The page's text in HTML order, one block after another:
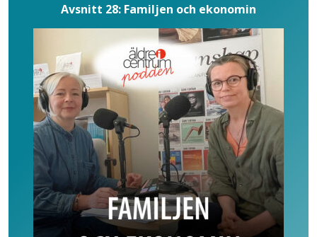
Avsnitt 28: Familjen och ekonomin